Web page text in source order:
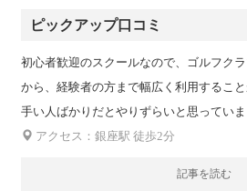
ピックアップ口コミ
初心者歓迎のスクールなので、ゴルフク
から、経験者の方まで幅広く利用するこ
手い人ばかりだとやりずらいと思ってい
アクセス：銀座駅 徒歩2分
記事を読む